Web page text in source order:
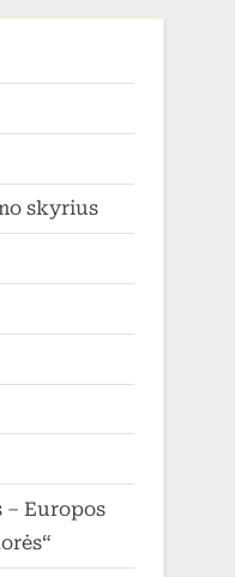
skyrius
– Europos